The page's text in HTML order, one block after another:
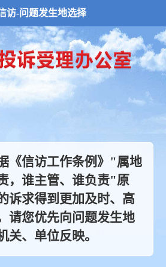
访-问题发生地选择
《信访工作条例》"属地
，谁主管、谁负责"原
诉求得到更加及时、高
请您优先向问题发生地
关、单位反映。